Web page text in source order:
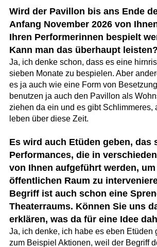
Wird der Pavillon bis ans Ende
Anfang November 2026 von
Ihren Performerinnen bespielt
Kann man das überhaupt leisten?
Ja, ich denke schon, dass es eine
sieben Monate zu bespielen. Aber
es ja auch wie eine Form von
benutzen ja auch den Pavillon als
ziehen da ein und es gibt Schlimmeres,
leben über diese Zeit.
Es wird auch Etüden geben, das
Performances, die in
von Ihnen aufgeführt werden, um
öffentlichen Raum zu
Begriff ist auch schon eine
Theaterraums. Können Sie uns
erklären, was da für eine Idee
Ja, ich denke, ich habe es eben Etüden
zum Beispiel Aktionen, weil der Begriff